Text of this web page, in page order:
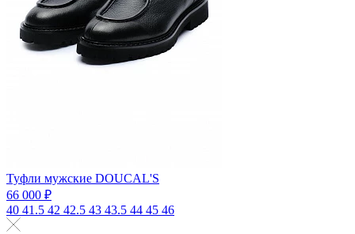
Туфли мужские DOUCAL'S
66 000 ₽
40 41.5 42 42.5 43 43.5 44 45 46